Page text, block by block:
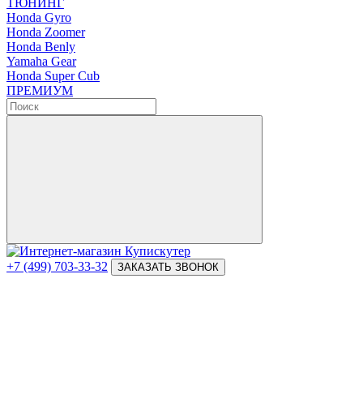
ТЮНИНГ
Honda Gyro
Honda Zoomer
Honda Benly
Yamaha Gear
Honda Super Cub
ПРЕМИУМ
+7 (499) 703-33-32 ЗАКАЗАТЬ ЗВОНОК